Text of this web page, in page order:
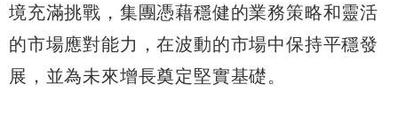
境充滿挑戰，集團憑藉穩健的業務策略和靈活
的市場應對能力，在波動的市場中保持平穩發
展，並為未來增長奠定堅實基礎。